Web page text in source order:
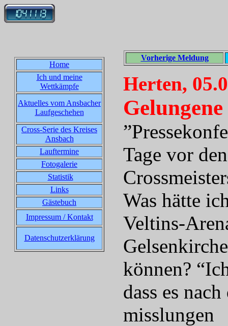
Home
Ich und meine
Wettkämpfe
Aktuelles vom Ansbacher
Laufgeschehen
Cross-Serie des Kreises
Ansbach
Lauftermine
Fotogalerie
Statistik
Links
Gästebuch
Impressum / Kontakt
Datenschutzerklärung
Vorherige Meldung
Herten,
Tage vor
Was hätte
Veltins-
können?
dass es nach
misslungen